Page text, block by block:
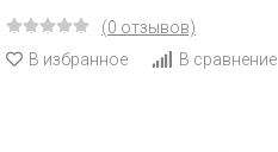
(0 отзывов)
В избранное
В сравнение